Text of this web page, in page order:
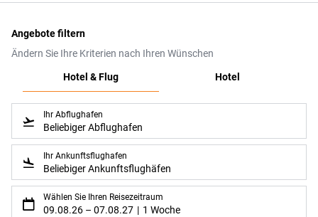
Angebote filtern
Ändern Sie Ihre Kriterien nach Ihren Wünschen
Hotel & Flug
Hotel
Ihr Abflughafen
Beliebiger Abflughafen
Ihr Ankunftsflughafen
Beliebiger Ankunftsflughäfen
Wählen Sie Ihren Reisezeitraum
09.08.26 – 07.08.27 1 Woche